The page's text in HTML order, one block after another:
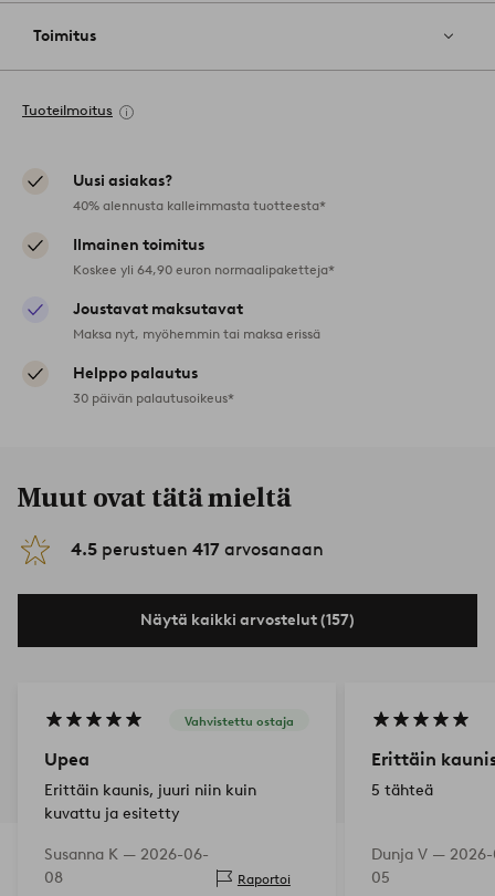
Toimitus
Tuoteilmoitus
Uusi asiakas?
40% alennusta kalleimmasta tuotteesta*
Ilmainen toimitus
Koskee yli 64,90 euron normaalipaketteja*
Joustavat maksutavat
Maksa nyt, myöhemmin tai maksa erissä
Helppo palautus
30 päivän palautusoikeus*
Muut ovat tätä mieltä
4.5 perustuen 417 arvosanaan
Näytä kaikki arvostelut (157)
Vahvistettu ostaja
Upea
Erittäin kaunis, juuri niin kuin
kuvattu ja esitetty
Susanna K — 2026-06-
08
Raportoi
Erittäin
5 tähteä
Dunja V —
05